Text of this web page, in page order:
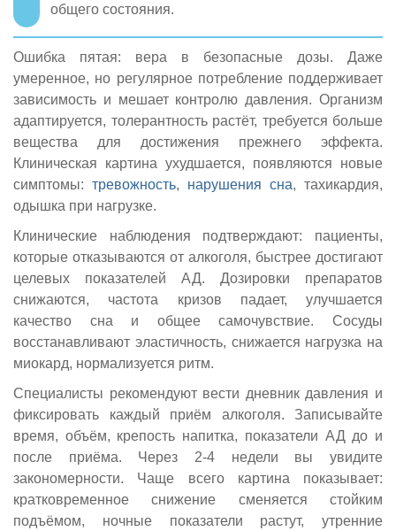
общего состояния.
Ошибка пятая: вера в безопасные дозы. Даже
умеренное, но регулярное потребление поддерживает
зависимость и мешает контролю давления. Организм
адаптируется, толерантность растёт, требуется больше
вещества для достижения прежнего эффекта.
Клиническая картина ухудшается, появляются новые
симптомы: тревожность, нарушения сна, тахикардия,
одышка при нагрузке.
Клинические наблюдения подтверждают: пациенты,
которые отказываются от алкоголя, быстрее достигают
целевых показателей АД. Дозировки препаратов
снижаются, частота кризов падает, улучшается
качество сна и общее самочувствие. Сосуды
восстанавливают эластичность, снижается нагрузка на
миокард, нормализуется ритм.
Специалисты рекомендуют вести дневник давления и
фиксировать каждый приём алкоголя. Записывайте
время, объём, крепость напитка, показатели АД до и
после приёма. Через 2-4 недели вы увидите
закономерности. Чаще всего картина показывает:
кратковременное снижение сменяется стойким
подъёмом, ночные показатели растут, утренние